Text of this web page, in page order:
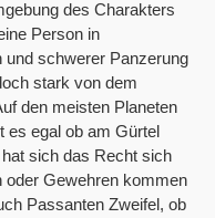
des Charakters
Person in
und schwerer Panzerung
stark von dem
den meisten Planeten
es egal ob am Gürtel
sich das Recht sich
oder Gewehren kommen
Passanten Zweifel, ob